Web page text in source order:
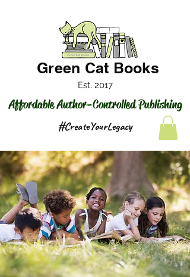
Affordable Author-Controlled Publishing
Green Cat Books
Est. 2017
#CreateYourLegacy